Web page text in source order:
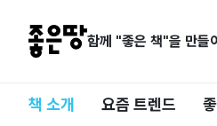
함께 "좋은 책"을 만들
책 소개 요즘 트렌드